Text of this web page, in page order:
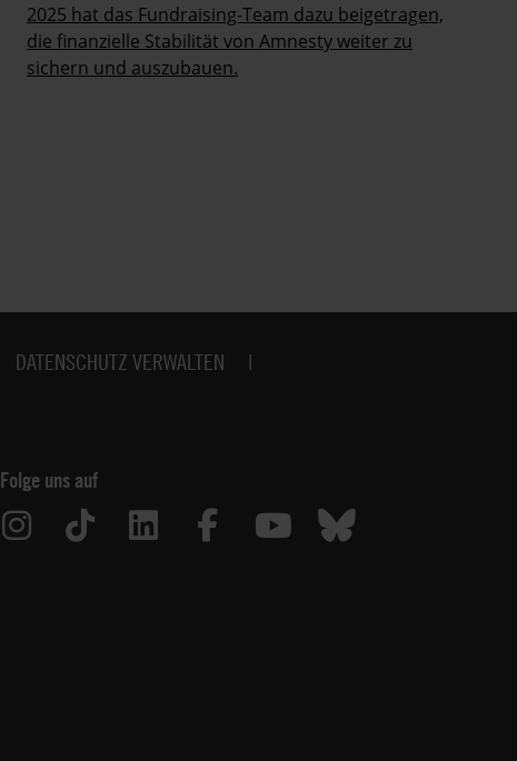
2025 hat das Fundraising-Team dazu beigetragen,
die finanzielle Stabilität von Amnesty weiter zu
sichern und auszubauen.
DATENSCHUTZ VERWALTEN
Folge uns auf